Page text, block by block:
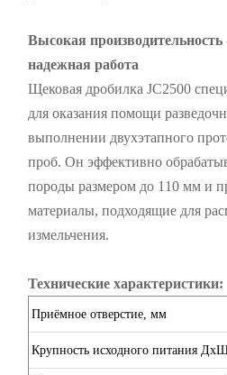
Высокая
надежная работа
Щековая дробилка JC2500
для оказания помощи
выполнении двухэтапного
проб. Он эффективно
породы размером до 110 мм и
материалы, подходящие для
измельчения.
Технические характеристики:
Приёмное отверстие, мм
Крупность исходного питания